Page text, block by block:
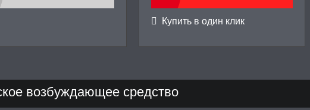
Купить в один клик
возбуждающее средство